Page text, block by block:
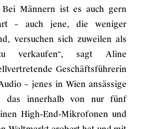
Bei Männern ist es auch gern
– auch jene, die weniger
versuchen sich zuweilen als
verkaufen“, sagt Aline
Geschäftsführerin
– jenes in Wien ansässige
das innerhalb von nur fünf
High-End-Mikrofonen und